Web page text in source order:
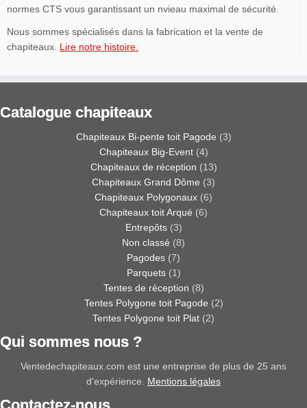
normes CTS vous garantissant un nvieau maximal de sécurité.
Nous sommes spécialisés dans la fabrication et la vente de
chapiteaux. Lire notre histoire.
Catalogue chapiteaux
Chapiteaux Bi-pente toit Pagode (3)
Chapiteaux Big-Event (4)
Chapiteaux de réception (13)
Chapiteaux Grand Dôme (3)
Chapiteaux Polygonaux (6)
Chapiteaux toit Arqué (6)
Entrepôts (3)
Non classé (8)
Pagodes (7)
Parquets (1)
Tentes de réception (8)
Tentes Polygone toit Pagode (2)
Tentes Polygone toit Plat (2)
Qui sommes nous ?
Ventedechapiteaux.com est une entreprise de plus de 25 ans
d'expérience. Mentions légales